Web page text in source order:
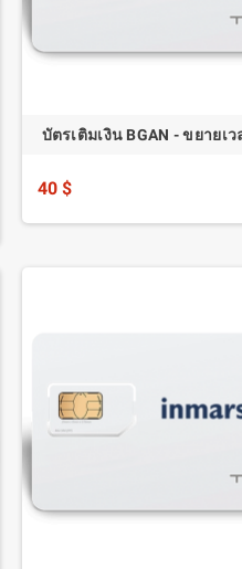
บัตรเติมเงิน BGAN - ขยายเว
40 $